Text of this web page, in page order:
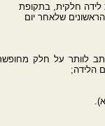
שלאחר יום
לוותר על חלק
הלידה;